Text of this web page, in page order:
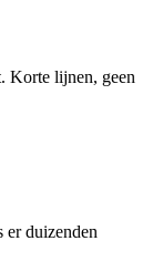
Korte lijnen, geen
er duizenden